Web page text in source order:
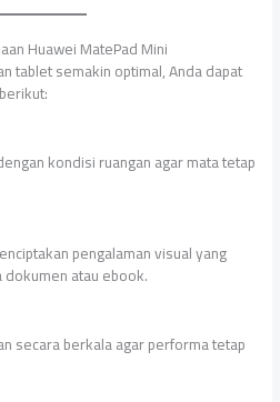
Huawei MatePad Mini
tablet semakin optimal, Anda dapat
kondisi ruangan agar mata tetap
pengalaman visual yang
atau ebook.
secara berkala agar performa tetap